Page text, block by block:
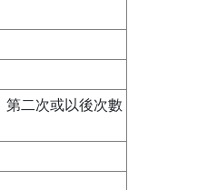
二次或以後次數